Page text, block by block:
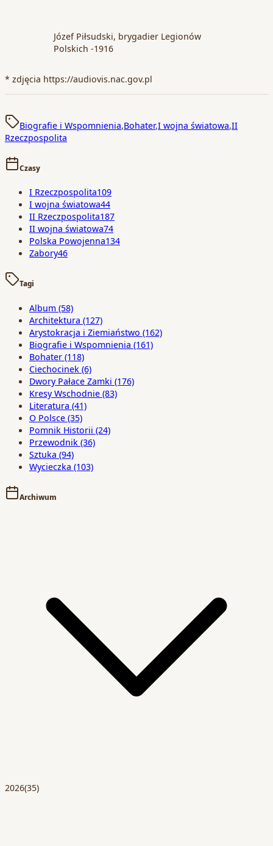
Józef Piłsudski, brygadier Legionów
Polskich -1916
* zdjęcia https://audiovis.nac.gov.pl
Biografie i Wspomnienia,Bohater,I wojna światowa,II
Rzeczpospolita
Czasy
I Rzeczpospolita109
I wojna światowa44
II Rzeczpospolita187
II wojna światowa74
Polska Powojenna134
Zabory46
Tagi
Album (58)
Architektura (127)
Arystokracja i Ziemiaństwo (162)
Biografie i Wspomnienia (161)
Bohater (118)
Ciechocinek (6)
Dwory Pałace Zamki (176)
Kresy Wschodnie (83)
Literatura (41)
O Polsce (35)
Pomnik Historii (24)
Przewodnik (36)
Sztuka (94)
Wycieczka (103)
Archiwum
2026(35)